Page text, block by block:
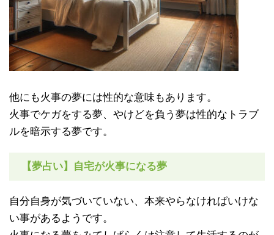
他にも火事の夢には性的な意味もあります。
火事でケガをする夢、やけどを負う夢は性的なトラブ
ルを暗示する夢です。
【夢占い】自宅が火事になる夢
自分自身が気づいていない、本来やらなければいけな
い事があるようです。